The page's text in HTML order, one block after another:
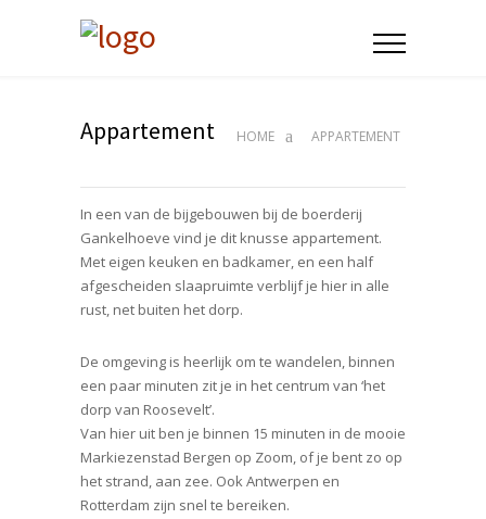
Appartement HOME APPARTEMENT
In een van de bijgebouwen bij de boerderij
Gankelhoeve vind je dit knusse appartement.
Met eigen keuken en badkamer, en een half
afgescheiden slaapruimte verblijf je hier in alle
rust, net buiten het dorp.
De omgeving is heerlijk om te wandelen, binnen
een paar minuten zit je in het centrum van ‘het
dorp van Roosevelt’.
Van hier uit ben je binnen 15 minuten in de mooie
Markiezenstad Bergen op Zoom, of je bent zo op
het strand, aan zee. Ook Antwerpen en
Rotterdam zijn snel te bereiken.